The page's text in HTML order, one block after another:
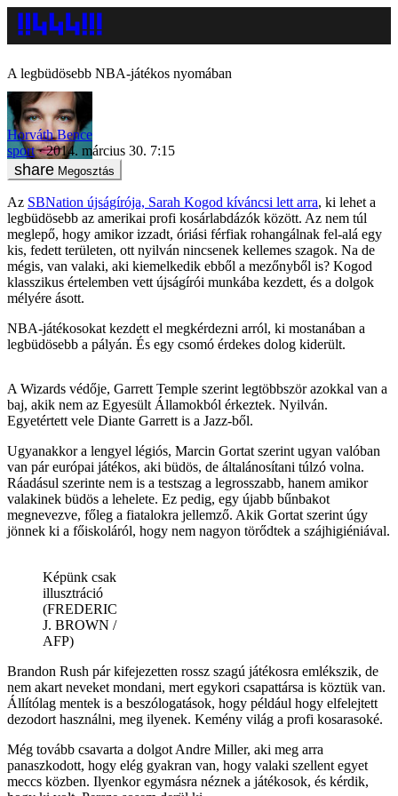
A legbüdösebb NBA-játékos nyomában
Horváth Bence
sport
2014. március 30. 7:15
Megosztás
Az SBNation újságírója, Sarah Kogod kíváncsi lett arra, ki lehet a
legbüdösebb az amerikai profi kosárlabdázók között. Az nem túl
meglepő, hogy amikor izzadt, óriási férfiak rohangálnak fel-alá egy
kis, fedett területen, ott nyilván nincsenek kellemes szagok. Na de
mégis, van valaki, aki kiemelkedik ebből a mezőnyből is? Kogod
klasszikus értelemben vett újságírói munkába kezdett, és a dolgok
mélyére ásott.
NBA-játékosokat kezdett el megkérdezni arról, ki mostanában a
legbüdösebb a pályán. És egy csomó érdekes dolog kiderült.
A Wizards védője, Garrett Temple szerint legtöbbször azokkal van a
baj, akik nem az Egyesült Államokból érkeztek. Nyilván.
Egyetértett vele Diante Garrett is a Jazz-ből.
Ugyanakkor a lengyel légiós, Marcin Gortat szerint ugyan valóban
van pár európai játékos, aki büdös, de általánosítani túlzó volna.
Ráadásul szerinte nem is a testszag a legrosszabb, hanem amikor
valakinek büdös a lehelete. Ez pedig, egy újabb bűnbakot
megnevezve, főleg a fiatalokra jellemző. Akik Gortat szerint úgy
jönnek ki a főiskoláról, hogy nem nagyon törődtek a szájhigiéniával.
Képünk csak
illusztráció
(FREDERIC
J. BROWN /
AFP)
Brandon Rush pár kifejezetten rossz szagú játékosra emlékszik, de
nem akart neveket mondani, mert egykori csapattársa is köztük van.
Állítólag mentek is a beszólogatások, hogy például hogy elfelejtett
dezodort használni, meg ilyenek. Kemény világ a profi kosarasoké.
Még tovább csavarta a dolgot Andre Miller, aki meg arra
panaszkodott, hogy elég gyakran van, hogy valaki szellent egyet
meccs közben. Ilyenkor egymásra néznek a játékosok, és kérdik,